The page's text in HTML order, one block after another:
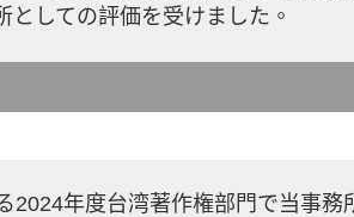
としての評価を受けました。
2024年度台湾著作権部門で当事務